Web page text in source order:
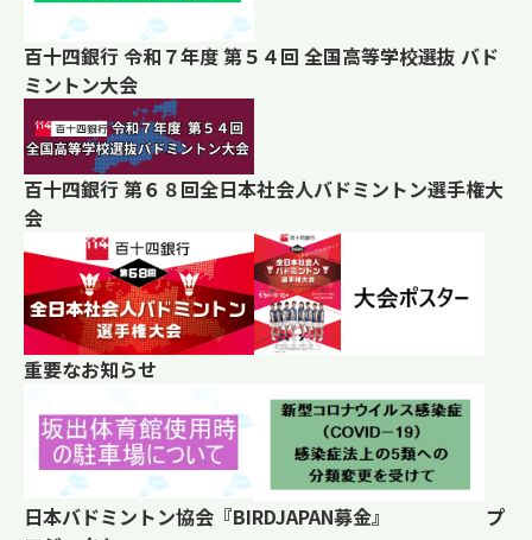
百十四銀行 令和７年度 第５４回 全国高等学校選抜 バド
ミントン大会
百十四銀行 第６８回全日本社会人バドミントン選手権大
会
重要なお知らせ
日本バドミントン協会『BIRDJAPAN募金』 プ